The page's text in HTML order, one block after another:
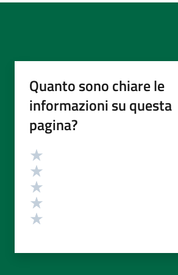
Quanto sono chiare le
informazioni su questa
pagina?
Valutazione